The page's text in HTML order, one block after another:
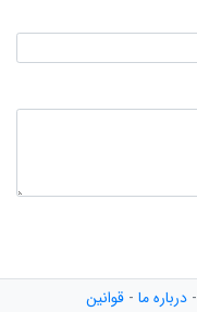
- درباره ما - قوانین